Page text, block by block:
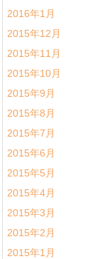
2016年1月
2015年12月
2015年11月
2015年10月
2015年9月
2015年8月
2015年7月
2015年6月
2015年5月
2015年4月
2015年3月
2015年2月
2015年1月